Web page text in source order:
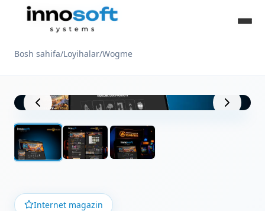
Bosh sahifa/Loyihalar/Wogme
Internet magazin
Loyiha ko'rinishi